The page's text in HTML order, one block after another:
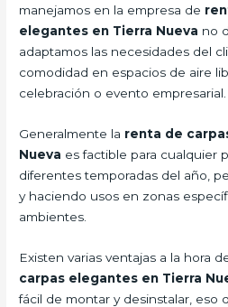
manejamos en la empresa de
elegantes en Tierra Nueva no
adaptamos las necesidades del
comodidad en espacios de aire
celebración o evento empresarial.
Generalmente la renta de
Nueva es factible para cualquier
diferentes temporadas del año,
y haciendo usos en zonas
ambientes.
Existen varias ventajas a la hora
carpas elegantes en Tierra
fácil de montar y desinstalar, eso